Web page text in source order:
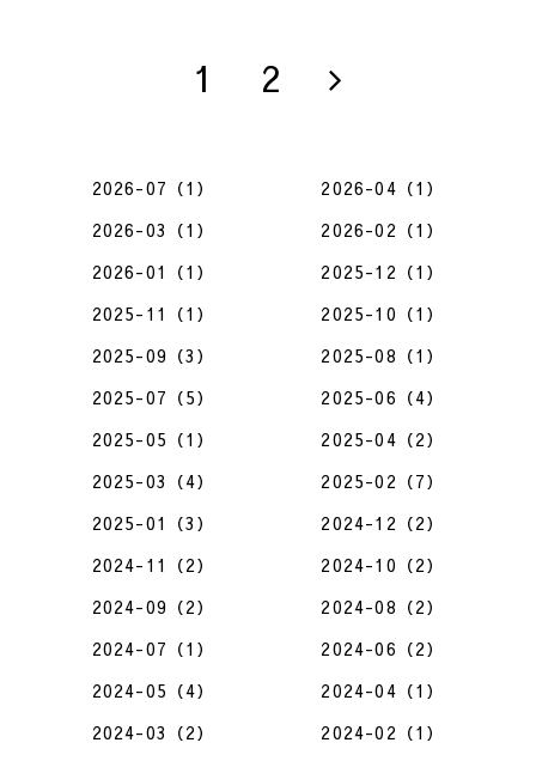
1 2
2026-07（1）
2026-04（1）
2026-03（1）
2026-02（1）
2026-01（1）
2025-12（1）
2025-11（1）
2025-10（1）
2025-09（3）
2025-08（1）
2025-07（5）
2025-06（4）
2025-05（1）
2025-04（2）
2025-03（4）
2025-02（7）
2025-01（3）
2024-12（2）
2024-11（2）
2024-10（2）
2024-09（2）
2024-08（2）
2024-07（1）
2024-06（2）
2024-05（4）
2024-04（1）
2024-03（2）
2024-02（1）